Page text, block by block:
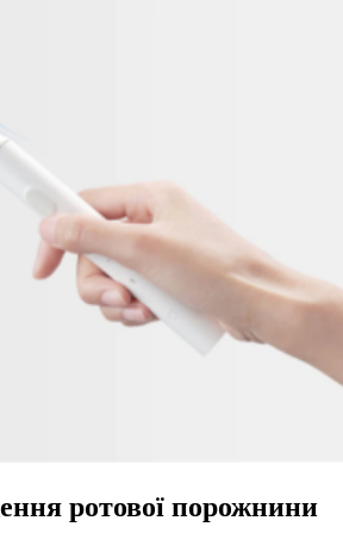
ротової порожнини